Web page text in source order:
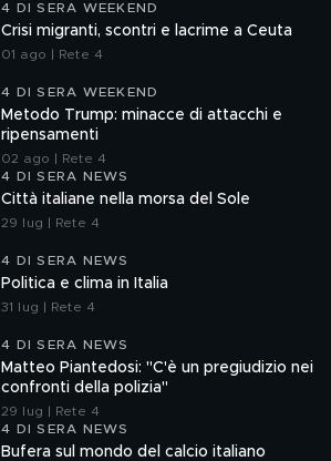
4 DI SERA WEEKEND
Crisi migranti, scontri e lacrime a Ceuta
01 ago | Rete 4
4 DI SERA WEEKEND
Metodo Trump: minacce di attacchi e
ripensamenti
02 ago | Rete 4
4 DI SERA NEWS
Città italiane nella morsa del Sole
29 lug | Rete 4
4 DI SERA NEWS
Politica e clima in Italia
31 lug | Rete 4
4 DI SERA NEWS
Matteo Piantedosi: "C'è un pregiudizio nei
confronti della polizia"
29 lug | Rete 4
4 DI SERA NEWS
Bufera sul mondo del calcio italiano